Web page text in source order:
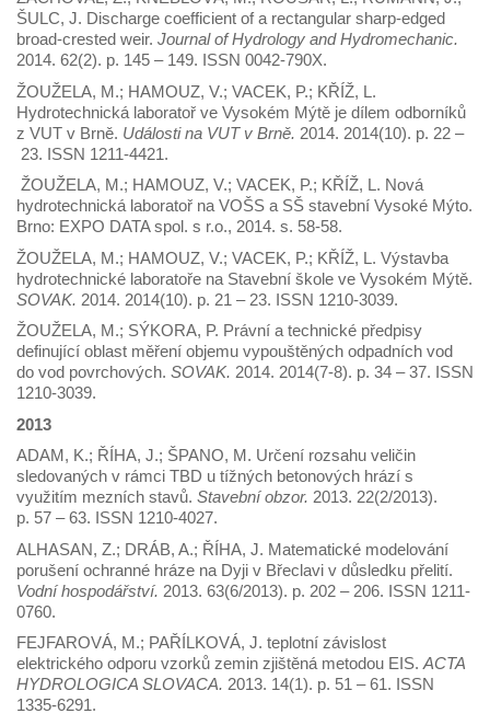
ŠULC, J. Discharge coefficient of a rectangular sharp-edged
broad-crested weir. Journal of Hydrology and Hydromechanic.
2014. 62(2). p. 145 – 149. ISSN 0042-790X.
ŽOUŽELA, M.; HAMOUZ, V.; VACEK, P.; KŘÍŽ, L.
Hydrotechnická laboratoř ve Vysokém Mýtě je dílem odborníků
z VUT v Brně. Události na VUT v Brně. 2014. 2014(10). p. 22 –
23. ISSN 1211-4421.
ŽOUŽELA, M.; HAMOUZ, V.; VACEK, P.; KŘÍŽ, L. Nová
hydrotechnická laboratoř na VOŠS a SŠ stavební Vysoké Mýto.
Brno: EXPO DATA spol. s r.o., 2014. s. 58-58.
ŽOUŽELA, M.; HAMOUZ, V.; VACEK, P.; KŘÍŽ, L. Výstavba
hydrotechnické laboratoře na Stavební škole ve Vysokém Mýtě.
SOVAK. 2014. 2014(10). p. 21 – 23. ISSN 1210-3039.
ŽOUŽELA, M.; SÝKORA, P. Právní a technické předpisy
definující oblast měření objemu vypouštěných odpadních vod
do vod povrchových. SOVAK. 2014. 2014(7-8). p. 34 – 37. ISSN
1210-3039.
2013
ADAM, K.; ŘÍHA, J.; ŠPANO, M. Určení rozsahu veličin
sledovaných v rámci TBD u tížných betonových hrází s
využitím mezních stavů. Stavební obzor. 2013. 22(2/2013).
p. 57 – 63. ISSN 1210-4027.
ALHASAN, Z.; DRÁB, A.; ŘÍHA, J. Matematické modelování
porušení ochranné hráze na Dyji v Břeclavi v důsledku přelití.
Vodní hospodářství. 2013. 63(6/2013). p. 202 – 206. ISSN 1211-
0760.
FEJFAROVÁ, M.; PAŘÍLKOVÁ, J. teplotní závislost
elektrického odporu vzorků zemin zjištěná metodou EIS.ACTA
HYDROLOGICA SLOVACA. 2013. 14(1). p. 51 – 61. ISSN
1335-6291.